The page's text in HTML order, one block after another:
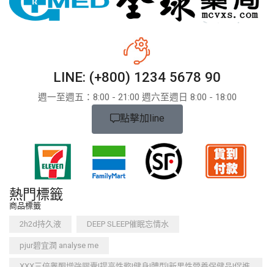
LINE: (+800) 1234 5678 90
週一至週五：8:​​00 - 21:00 週六至週日 8:00 - 18:00
點擊加line
熱門標籤
商品標籤
2h2d持久液 DEEP SLEEP催眠忘情水
pjur碧宜潤 analyse me